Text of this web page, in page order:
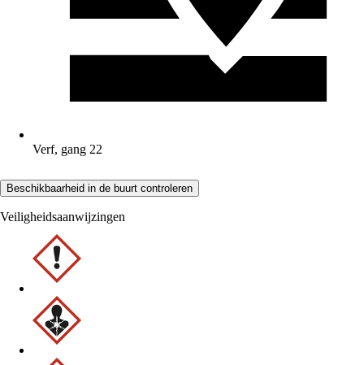
Verf, gang 22
Beschikbaarheid in de buurt controleren
Veiligheidsaanwijzingen